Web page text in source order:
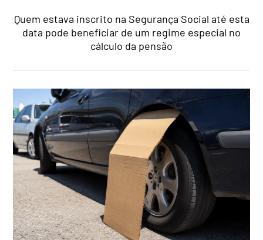
Quem estava inscrito na Segurança Social até esta
data pode beneficiar de um regime especial no
cálculo da pensão